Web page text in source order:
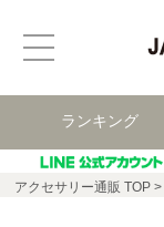
ランキング
アクセサリー通販 TOP